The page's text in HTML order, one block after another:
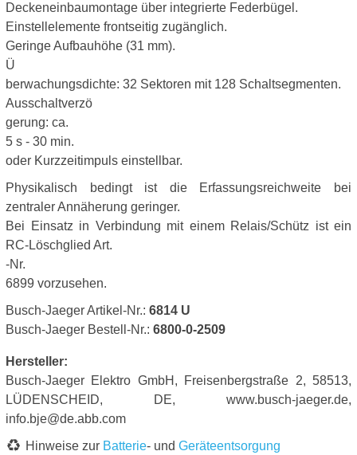
Deckeneinbaumontage über integrierte Federbügel.
Einstellelemente frontseitig zugänglich.
Geringe Aufbauhöhe (31 mm).
Ü
berwachungsdichte: 32 Sektoren mit 128 Schaltsegmenten.
Ausschaltverzö
gerung: ca.
5 s - 30 min.
oder Kurzzeitimpuls einstellbar.
Physikalisch bedingt ist die Erfassungsreichweite bei
zentraler Annäherung geringer.
Bei Einsatz in Verbindung mit einem Relais/Schütz ist ein
RC-Löschglied Art.
-Nr.
6899 vorzusehen.
Busch-Jaeger Artikel-Nr.: 6814 U
Busch-Jaeger Bestell-Nr.: 6800-0-2509
Hersteller:
Busch-Jaeger Elektro GmbH, Freisenbergstraße 2, 58513,
LÜDENSCHEID, DE, www.busch-jaeger.de,
info.bje@de.abb.com
Hinweise zur Batterie- und Geräteentsorgung